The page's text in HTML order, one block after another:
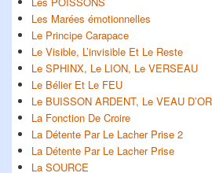
Les Marées émotionnelles
Le Principe Carapace
Le Visible, L’invisible Et Le Reste
Le SPHINX, Le LION, Le VERSEAU
Le Bélier Et Le FEU
Le BUISSON ARDENT, Le VEAU
La Fonction De Croire
La Détente Par Le Lacher Prise 2
La Détente Par Le Lacher Prise
La SOURCE